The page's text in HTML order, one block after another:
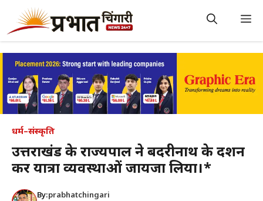
content
धर्म–संस्कृति
उत्तराखंड के राज्यपाल ने बदरीनाथ के दर्शन
कर यात्रा व्यवस्थाओं जायजा लिया।*
By:prabhatchingari